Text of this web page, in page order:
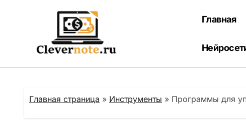
Главная
Главная страница » Инструменты » Программы для